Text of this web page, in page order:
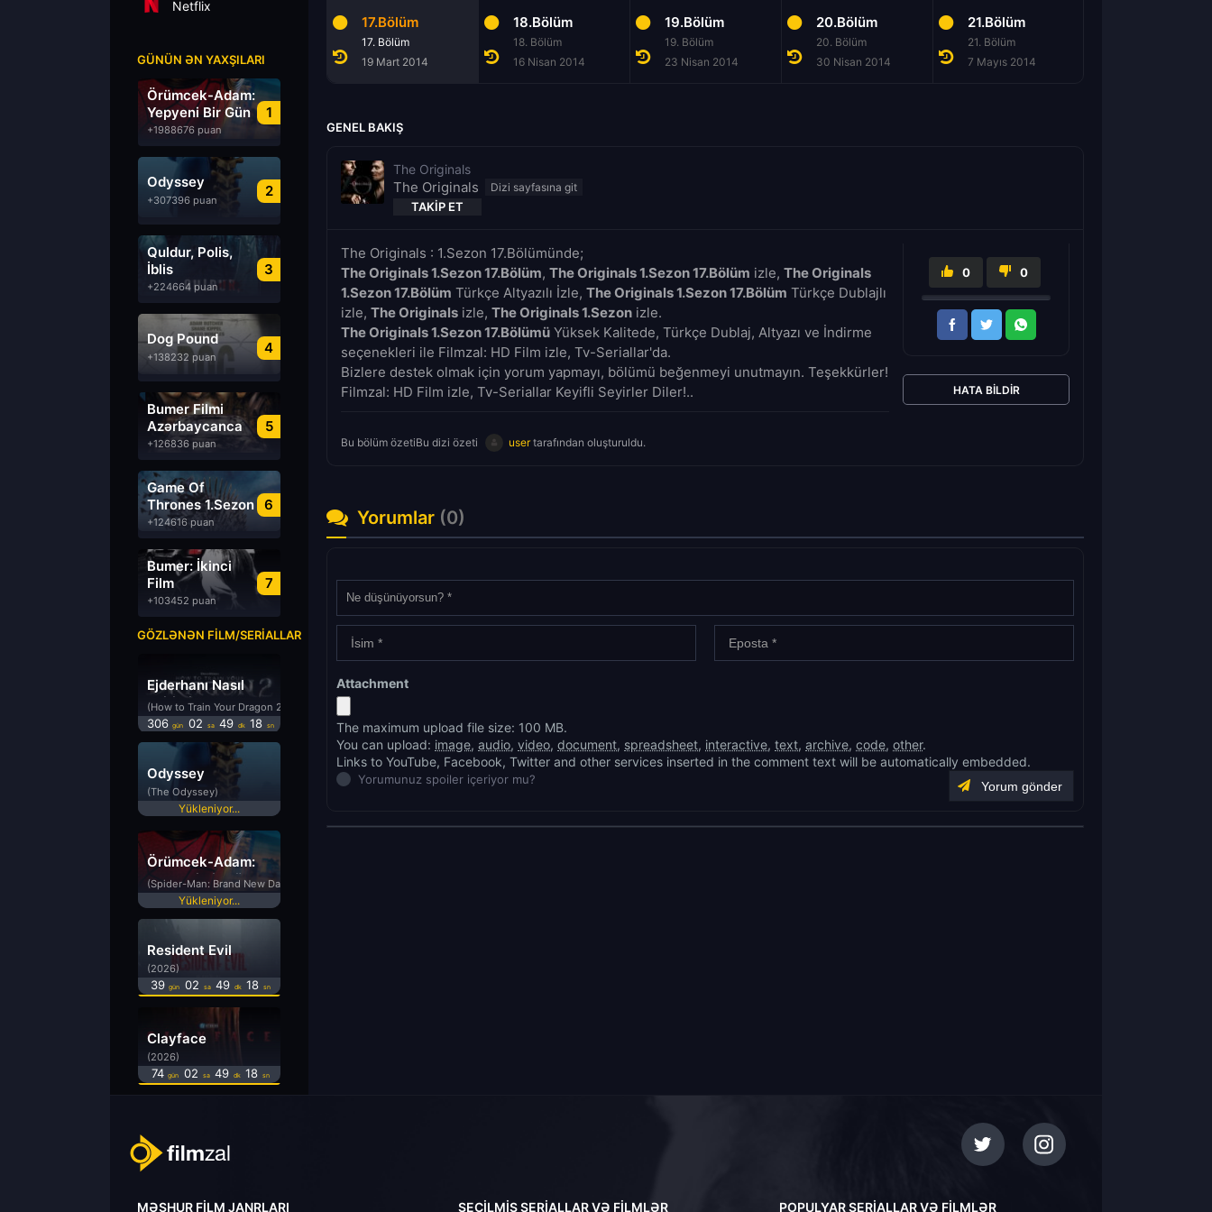
Netflix
GÜNÜN ƏN YAXŞILARI
1
Örümcek-Adam:
Yepyeni Bir Gün
+1988676 puan
2
Odyssey
+307396 puan
3
Quldur, Polis,
İblis
+224664 puan
4
Dog Pound
+138232 puan
5
Bumer Filmi
Azərbaycanca
Dublyaj izle
+126836 puan
6
Game Of
Thrones 1.Sezon
Türkçe Dublaj
izle
+124616 puan
7
Bumer: İkinci
Film
Azərbaycanca
Dublyaj izle
+103452 puan
GÖZLƏNƏN FILM/SERIALLAR
Ejderhanı Nasıl
Eğitirsin 2
(How to Train Your Dragon 2)
306 gün 02 sa 49 dk 17 sn
Odyssey
(The Odyssey)
Yükleniyor...
Örümcek-Adam:
Yepyeni Bir Gün
(Spider-Man: Brand New Day)
Yükleniyor...
Resident Evil
(2026)
39 gün 02 sa 49 dk 18 sn
Clayface
(2026)
74 gün 02 sa 49 dk 18 sn
12 Mart 2014
17.Bölüm
17. Bölüm
19 Mart 2014
18.Bölüm
18. Bölüm
16 Nisan 2014
19.Bölüm
19. Bölüm
23 Nisan 2014
20.Bölüm
20. Bölüm
30 Nisan 2014
21.Bölüm
21. Bölüm
7 Mayıs 2014
GENEL BAKIŞ
The Originals
The Originals
TAKIP ET
The Originals : 1.Sezon 17.Bölümünde;
The Originals 1.Sezon 17.Bölüm, The Originals 1.Sezon 17.Bölüm izle, The Originals
1.Sezon 17.Bölüm Türkçe Altyazılı İzle, The Originals 1.Sezon 17.Bölüm Türkçe Dublajlı
izle, The Originals izle, The Originals 1.Sezon izle.
The Originals 1.Sezon 17.Bölümü Yüksek Kalitede, Türkçe Dublaj, Altyazı ve İndirme
seçenekleri ile Filmzal: HD Film izle, Tv-Seriallar'da.
Bizlere destek olmak için yorum yapmayı, bölümü beğenmeyi unutmayın. Teşekkürler!
Filmzal: HD Film izle, Tv-Seriallar Keyifli Seyirler Diler!..
Bu bölüm özetiBu dizi özeti usertarafından oluşturuldu.
0 0
HATA BILDIR
Yorumlar (0)
Attachment
The maximum upload file size: 100 MB.
You can upload: image, audio, video, document, spreadsheet, interactive, text, archive, code, other.
Links to YouTube, Facebook, Twitter and other services inserted in the comment text will be automatically embedded.
Yorumunuz spoiler içeriyor mu?
MƏŞHUR FILM JANRLARI SEÇILMIŞ SERIALLAR VƏ FILMLƏR POPULYAR SERIALLAR VƏ FILMLƏR